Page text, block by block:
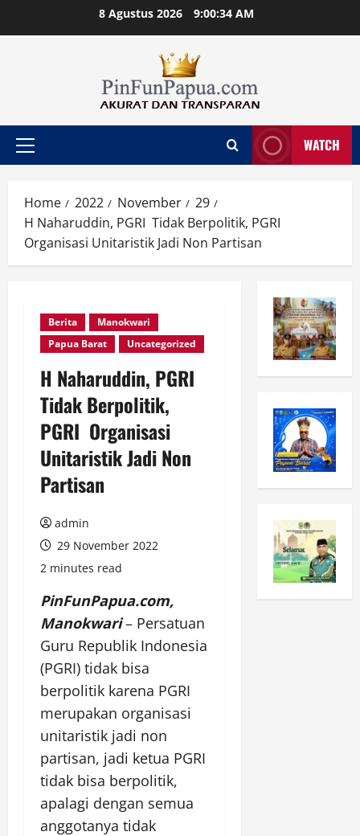
8 Agustus 2026 9:00:35 AM
Primary
WATCH
Home 2022 November
29
H Naharuddin, PGRI Tidak Berpolitik, PGRI
Organisasi Unitaristik Jadi Non Partisan
Berita
Manokwari
Papua Barat
Uncategorized
H Naharuddin, PGRI
Tidak Berpolitik,
PGRI Organisasi
Unitaristik Jadi Non
Partisan
admin
29 November 2022
2 minutes read
PinFunPapua.com,
Manokwari– Persatuan
Guru Republik Indonesia
(PGRI) tidak bisa
berpolitik karena PGRI
merupakan organisasi
unitaristik jadi non
partisan, jadi ketua PGRI
tidak bisa berpolitik,
apalagi dengan semua
anggotanya tidak